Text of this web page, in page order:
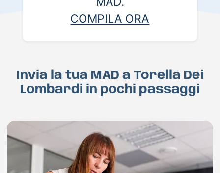
COMPILA ORA
Invia la tua MAD a Torella Dei
Lombardi in pochi passaggi